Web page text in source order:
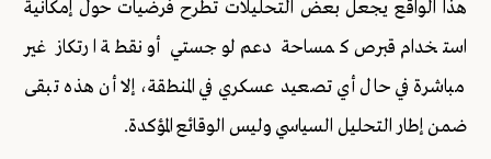
هذا الواقع يجعل بعض التحليلات تطرح فرضيات حول إمكانية
استخدام قبرص كمساحة دعم لوجستي أو نقطة ارتكاز غير
مباشرة في حال أي تصعيد عسكري في المنطقة، إلا أن هذه تبقى
ضمن إطار التحليل السياسي وليس الوقائع المؤكدة.